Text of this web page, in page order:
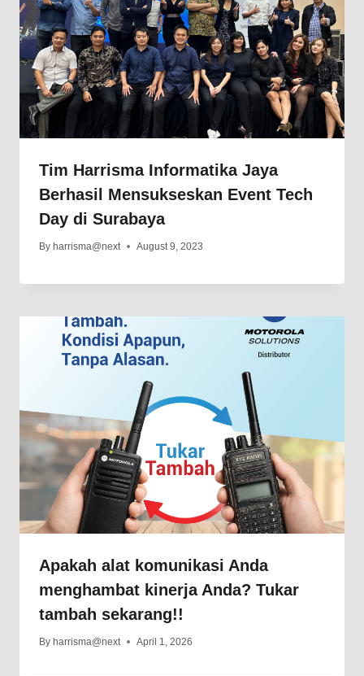
Tim Harrisma Informatika Jaya
Berhasil Mensukseskan Event Tech
Day di Surabaya
By harrisma@next August 9, 2023
Apakah alat komunikasi Anda
menghambat kinerja Anda? Tukar
tambah sekarang!!
By harrisma@next April 1, 2026